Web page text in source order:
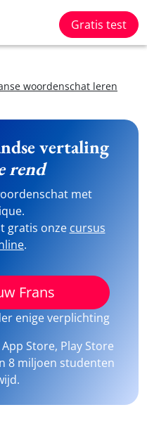
Gratis test
woordenschat leren
vertaling
rend
met
gratis onze cursus
.
Frans
enige verplichting
Store, Play Store
8 miljoen studenten